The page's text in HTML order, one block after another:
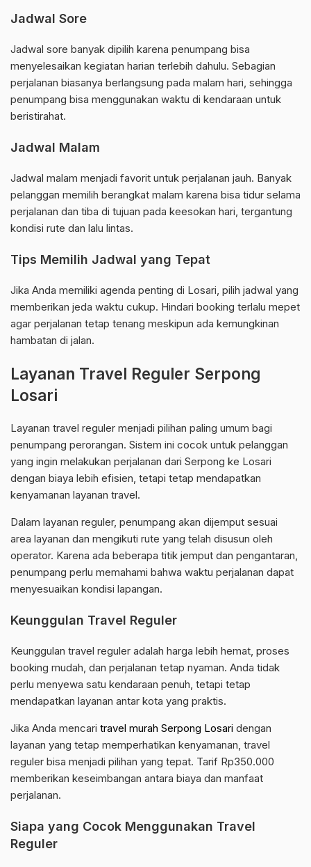
Jadwal Sore
Jadwal sore banyak dipilih karena penumpang bisa
menyelesaikan kegiatan harian terlebih dahulu. Sebagian
perjalanan biasanya berlangsung pada malam hari, sehingga
penumpang bisa menggunakan waktu di kendaraan untuk
beristirahat.
Jadwal Malam
Jadwal malam menjadi favorit untuk perjalanan jauh. Banyak
pelanggan memilih berangkat malam karena bisa tidur selama
perjalanan dan tiba di tujuan pada keesokan hari, tergantung
kondisi rute dan lalu lintas.
Tips Memilih Jadwal yang Tepat
Jika Anda memiliki agenda penting di Losari, pilih jadwal yang
memberikan jeda waktu cukup. Hindari booking terlalu mepet
agar perjalanan tetap tenang meskipun ada kemungkinan
hambatan di jalan.
Layanan Travel Reguler Serpong
Losari
Layanan travel reguler menjadi pilihan paling umum bagi
penumpang perorangan. Sistem ini cocok untuk pelanggan
yang ingin melakukan perjalanan dari Serpong ke Losari
dengan biaya lebih efisien, tetapi tetap mendapatkan
kenyamanan layanan travel.
Dalam layanan reguler, penumpang akan dijemput sesuai
area layanan dan mengikuti rute yang telah disusun oleh
operator. Karena ada beberapa titik jemput dan pengantaran,
penumpang perlu memahami bahwa waktu perjalanan dapat
menyesuaikan kondisi lapangan.
Keunggulan Travel Reguler
Keunggulan travel reguler adalah harga lebih hemat, proses
booking mudah, dan perjalanan tetap nyaman. Anda tidak
perlu menyewa satu kendaraan penuh, tetapi tetap
mendapatkan layanan antar kota yang praktis.
Jika Anda mencari travel murah Serpong Losari dengan
layanan yang tetap memperhatikan kenyamanan, travel
reguler bisa menjadi pilihan yang tepat. Tarif Rp350.000
memberikan keseimbangan antara biaya dan manfaat
perjalanan.
Siapa yang Cocok Menggunakan Travel
Reguler